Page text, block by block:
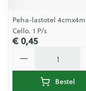
Peha-lastotel 4cmx4m
Cello. 1 P/s
€ 0,45
Bestel